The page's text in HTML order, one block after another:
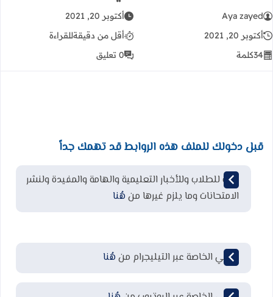
Aya zayed
أكتوبر 20, 2021
أكتوبر 20, 2021
أقل من دقيقةللقراءة
34كلمة 0 تعليق
قبل دخولك للملف هذه الروابط قد تهمك جداً
قناة للطلاب وللأخبار التعليمية والهامة والمفيدة ولنشر
الامتحانات وما يلزم غيرها من هُنا
قناتي الخاصة عبر التيليجرام من هُنا